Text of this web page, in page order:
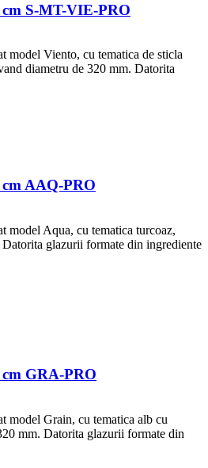
S-MT-VIE-PRO
model Viento, cu tematica de sticla
diametru de 320 mm. Datorita
AAQ-PRO
model Aqua, cu tematica turcoaz,
glazurii formate din ingrediente
GRA-PRO
model Grain, cu tematica alb cu
mm. Datorita glazurii formate din